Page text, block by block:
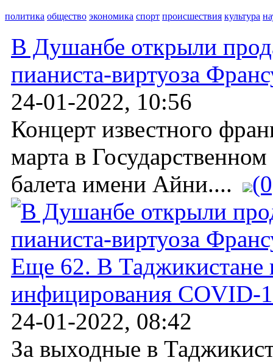
политика общество экономика спорт происшествия культура
В Душанбе открыли
пианиста-виртуоза
24-01-2022, 10:56
Концерт известного
марта в
балета имени Айни....
Еще 62. В Таджикистане
инфицирования COVID-
24-01-2022, 08:42
За выходные в